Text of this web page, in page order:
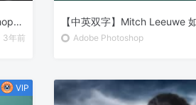
【中英双字】【The Gnomon Workshop】Jose Borges 为量产设计独特的车辆概念
3年前
【中英双字】Mitch Leeuwe
Adobe Photoshop